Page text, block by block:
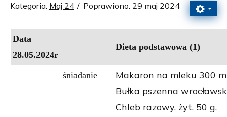
Kategoria: Maj 24 Poprawiono: 29 maj 2024
Data
28.05.2024r
Dieta podstawowa (1)
śniadanie
Makaron na mleku 300
Bułka pszenna
Chleb razowy, żyt. 50 g,